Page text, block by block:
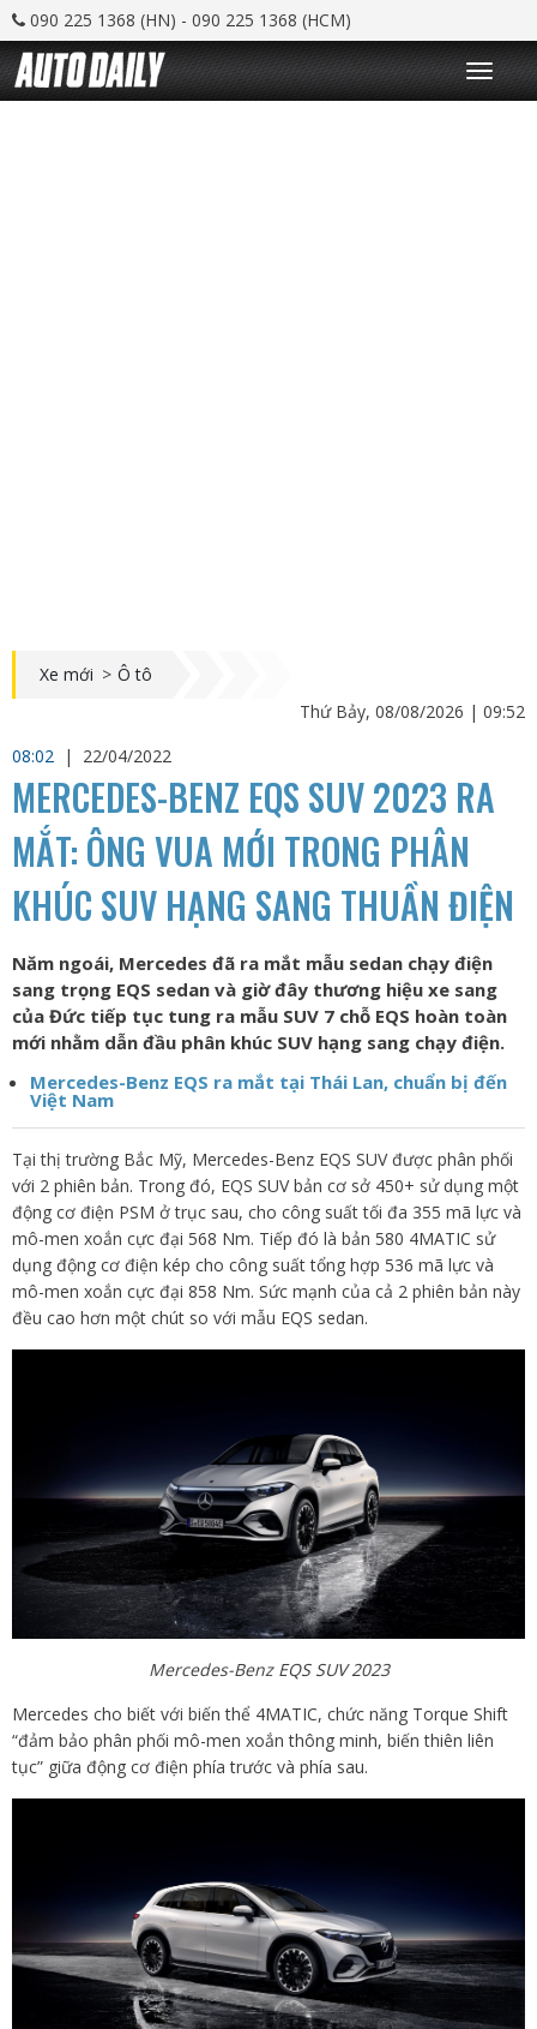
090 225 1368 (HN) - 090 225 1368 (HCM)
T
o
g
Xe mới > Ô tô
Thứ Bảy, 08/08/2026 | 09:52
08:02 | 22/04/2022
MERCEDES-BENZ EQS SUV 2023 RA
MẮT: ÔNG VUA MỚI TRONG PHÂN
KHÚC SUV HẠNG SANG THUẦN ĐIỆN
Năm ngoái, Mercedes đã ra mắt mẫu sedan chạy điện
sang trọng EQS sedan và giờ đây thương hiệu xe sang
của Đức tiếp tục tung ra mẫu SUV 7 chỗ EQS hoàn toàn
mới nhằm dẫn đầu phân khúc SUV hạng sang chạy điện.
Mercedes-Benz EQS ra mắt tại Thái Lan, chuẩn bị đến
Việt Nam
Tại thị trường Bắc Mỹ, Mercedes-Benz EQS SUV được phân phối
với 2 phiên bản. Trong đó, EQS SUV bản cơ sở 450+ sử dụng một
động cơ điện PSM ở trục sau, cho công suất tối đa 355 mã lực và
mô-men xoắn cực đại 568 Nm. Tiếp đó là bản 580 4MATIC sử
dụng động cơ điện kép cho công suất tổng hợp 536 mã lực và
mô-men xoắn cực đại 858 Nm. Sức mạnh của cả 2 phiên bản này
đều cao hơn một chút so với mẫu EQS sedan.
Mercedes-Benz EQS SUV 2023
Mercedes cho biết với biến thể 4MATIC, chức năng Torque Shift
“đảm bảo phân phối mô-men xoắn thông minh, biến thiên liên
tục” giữa động cơ điện phía trước và phía sau.